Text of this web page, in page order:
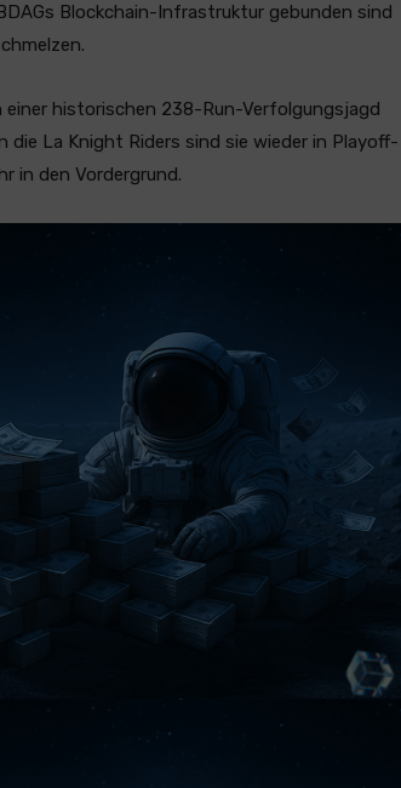
Blockchain-Infrastruktur gebunden sind
einer historischen 238-Run-Verfolgungsjagd
die La Knight Riders sind sie wieder in Playoff-
in den Vordergrund.